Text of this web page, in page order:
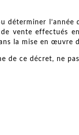
déterminer
vente effectués
la mise en œuvre
de ce décret, ne